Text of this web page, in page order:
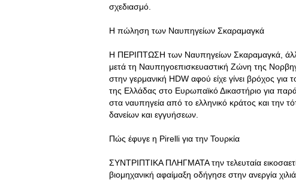
σχεδιασμό.
Η πώληση των Ναυπηγείων Σκαραμαγκά
Η ΠΕΡΙΠΤΩΣΗ των Ναυπηγείων Σκαραμαγκά,
μετά τη Ναυπηγοεπισκευαστική Ζώνη της
στην γερμανική HDW αφού είχε γίνει βρόχος
της Ελλάδας στο Ευρωπαϊκό Δικαστήριο για
στα ναυπηγεία από το ελληνικό κράτος και την
δανείων και εγγυήσεων.
Πώς έφυγε η Pirelli για την Τουρκία
ΣΥΝΤΡΙΠΤΙΚΑ ΠΛΗΓΜΑΤΑ την τελευταία
βιομηχανική αφαίμαξη οδήγησε στην ανεργία